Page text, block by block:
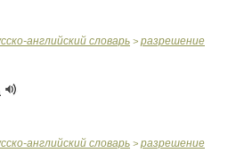
английский словарь > разрешение
английский словарь > разрешение